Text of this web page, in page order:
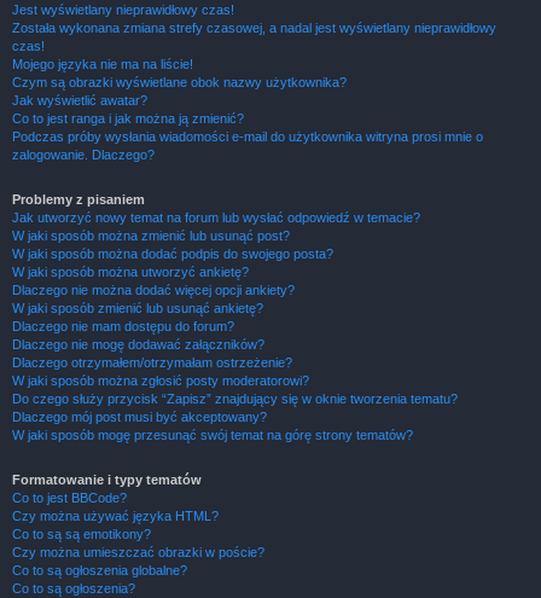
Jest wyświetlany nieprawidłowy czas!
Została wykonana zmiana strefy czasowej, a nadal jest wyświetlany nieprawidłowy
czas!
Mojego języka nie ma na liście!
Czym są obrazki wyświetlane obok nazwy użytkownika?
Jak wyświetlić awatar?
Co to jest ranga i jak można ją zmienić?
Podczas próby wysłania wiadomości e-mail do użytkownika witryna prosi mnie o
zalogowanie. Dlaczego?
Problemy z pisaniem
Jak utworzyć nowy temat na forum lub wysłać odpowiedź w temacie?
W jaki sposób można zmienić lub usunąć post?
W jaki sposób można dodać podpis do swojego posta?
W jaki sposób można utworzyć ankietę?
Dlaczego nie można dodać więcej opcji ankiety?
W jaki sposób zmienić lub usunąć ankietę?
Dlaczego nie mam dostępu do forum?
Dlaczego nie mogę dodawać załączników?
Dlaczego otrzymałem/otrzymałam ostrzeżenie?
W jaki sposób można zgłosić posty moderatorowi?
Do czego służy przycisk “Zapisz” znajdujący się w oknie tworzenia tematu?
Dlaczego mój post musi być akceptowany?
W jaki sposób mogę przesunąć swój temat na górę strony tematów?
Formatowanie i typy tematów
Co to jest BBCode?
Czy można używać języka HTML?
Co to są są emotikony?
Czy można umieszczać obrazki w poście?
Co to są ogłoszenia globalne?
Co to są ogłoszenia?